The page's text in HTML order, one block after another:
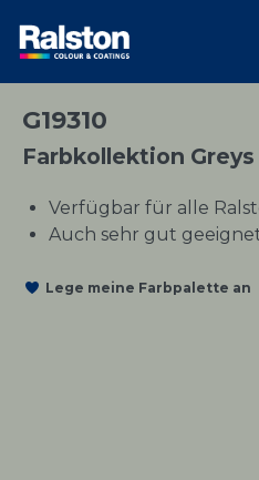
G19310
Farbkollektion Greys
Verfügbar für alle
Auch sehr gut
Lege meine Farbpalette an